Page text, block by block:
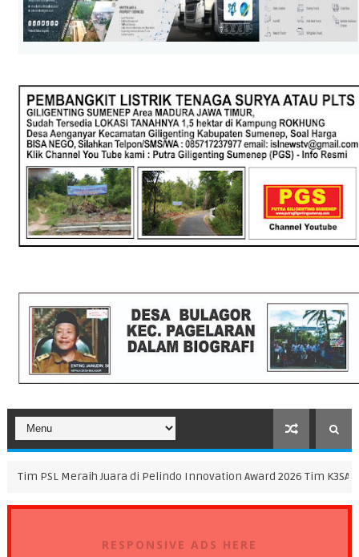
Juara di Pelindo Innovation Award 2026 Tim K3SATRIA dan Tim
RESPONSIVE ADS HERE